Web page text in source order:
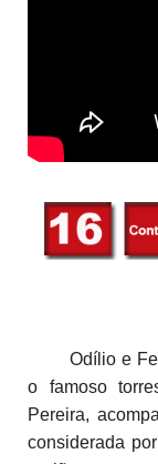
Odílio e
o famoso
Pereira,
considerada